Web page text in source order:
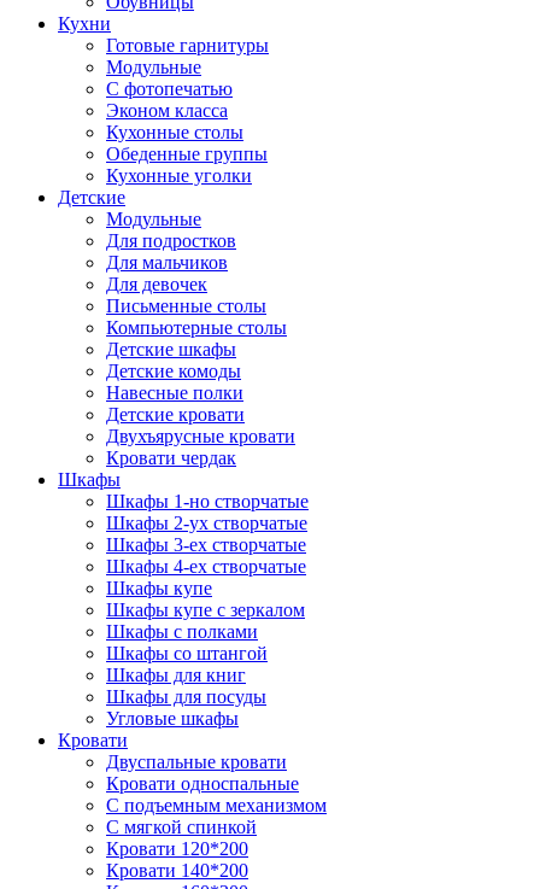
Кухни
Готовые гарнитуры
Модульные
С фотопечатью
Эконом класса
Кухонные столы
Обеденные группы
Кухонные уголки
Детские
Модульные
Для подростков
Для мальчиков
Для девочек
Письменные столы
Компьютерные столы
Детские шкафы
Детские комоды
Навесные полки
Детские кровати
Двухъярусные кровати
Кровати чердак
Шкафы
Шкафы 1-но створчатые
Шкафы 2-ух створчатые
Шкафы 3-ех створчатые
Шкафы 4-ех створчатые
Шкафы купе
Шкафы купе с зеркалом
Шкафы с полками
Шкафы со штангой
Шкафы для книг
Шкафы для посуды
Угловые шкафы
Кровати
Двуспальные кровати
Кровати односпальные
С подъемным механизмом
С мягкой спинкой
Кровати 120*200
Кровати 140*200